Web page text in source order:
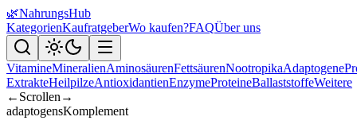
🌿NahrungsHub
KategorienKaufratgeberWo kaufen?FAQÜber uns
VitamineMineralienAminosäurenFettsäurenNootropikaAdaptogene
ExtrakteHeilpilzeAntioxidantienEnzymeProteineBallaststoffeWeitere
← Scrollen →
adaptogensKomplement